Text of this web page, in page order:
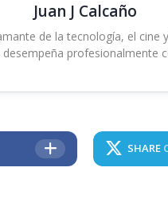
Juan J Calcaño
de la tecnología, el cine
desempeña profesionalmente
SHARE